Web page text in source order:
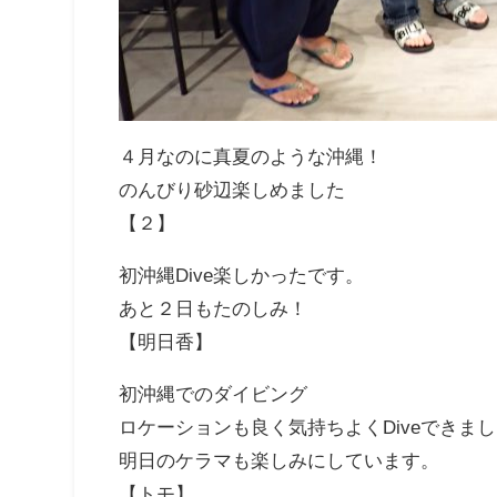
４月なのに真夏のような沖縄！
のんびり砂辺楽しめました
【２】
初沖縄Dive楽しかったです。
あと２日もたのしみ！
【明日香】
初沖縄でのダイビング
ロケーションも良く気持ちよくDiveできま
明日のケラマも楽しみにしています。